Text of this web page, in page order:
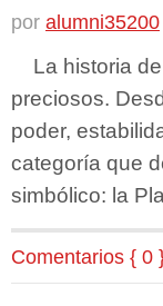
por alumni35200
La historia de
preciosos.
poder,
categoría que
simbólico: la
Comentarios { 0